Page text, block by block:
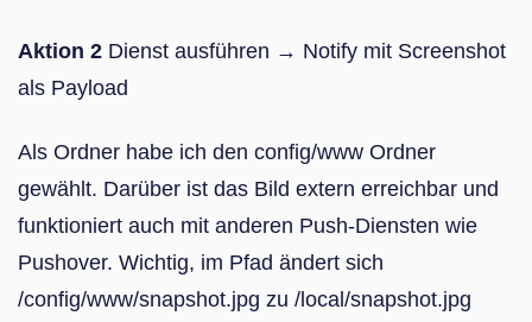
Aktion 2 Dienst ausführen → Notify mit Screenshot
als Payload
Als Ordner habe ich den config/www Ordner
gewählt. Darüber ist das Bild extern erreichbar und
funktioniert auch mit anderen Push-Diensten wie
Pushover. Wichtig, im Pfad ändert sich
/config/www/snapshot.jpg zu /local/snapshot.jpg